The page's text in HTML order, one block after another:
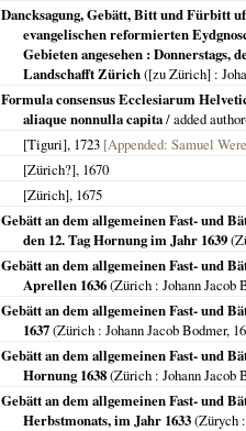
Dancksagung, Gebätt, Bitt und Fürbitt
evangelischen reformierten
Gebieten angesehen :
Landschafft Zürich([zu Zürich] :
Formula consensus Ecclesiarum
aliaque nonnulla capita/ added
[Tiguri], 1723 [Appended: Samuel
[Zürich?], 1670
[Zürich], 1675
Gebätt an dem allgemeinen Fast- und
den 12. Tag Hornung im Jahr 1639(
Gebätt an dem allgemeinen Fast- und
Aprellen 1636(Zürich : Johann Jacob
Gebätt an dem allgemeinen Fast- und
1637(Zürich : Johann Jacob Bodmer,
Gebätt an dem allgemeinen Fast- und
Hornung 1638(Zürich : Johann Jacob
Gebätt an dem allgemeinen Fast- und
Herbstmonats, im Jahr 1633(Zürych